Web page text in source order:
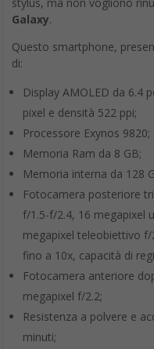
Galaxy.
Questo smartphone,
di:
Display AMOLED da 6.4
pixel e densità 522 ppi;
Processore Exynos 9820;
Memoria Ram da 8 GB;
Memoria interna da 128
Fotocamera posteriore
f/1.5-f/2.4, 16 megapixel
megapixel teleobiettivo
fino a 10x, capacità di
Fotocamera anteriore
megapixel f/2.2;
Resistenza a polvere e
minuti;